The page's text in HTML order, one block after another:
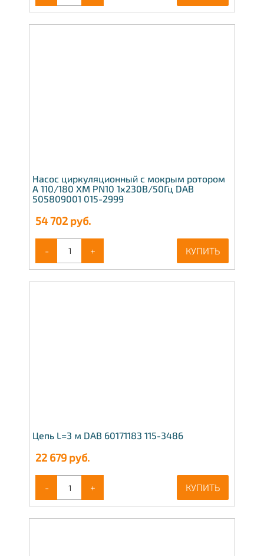
Насос циркуляционный с мокрым ротором
A 110/180 XM PN10 1х230В/50Гц DAB
505809001 015-2999
54 702 руб.
- + КУПИТЬ
Цепь L=3 м DAB 60171183 115-3486
22 679 руб.
- + КУПИТЬ